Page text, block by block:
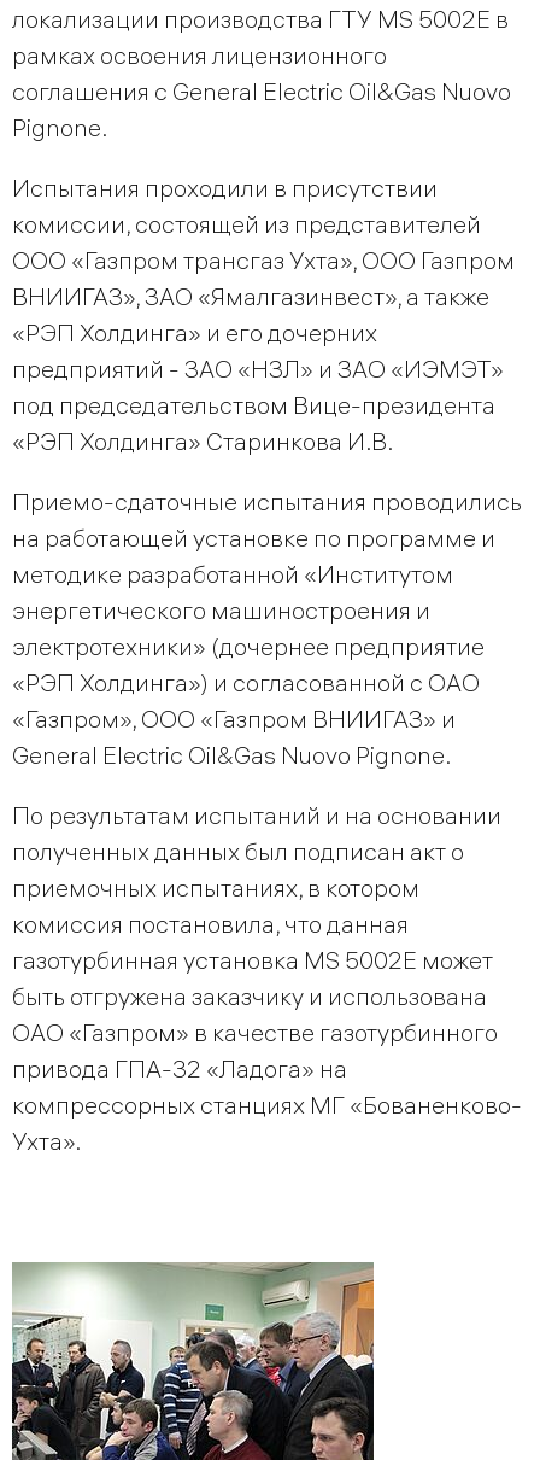
локализации производства ГТУ MS 5002E в
рамках освоения лицензионного
соглашения с General Electriс Oil&Gas Nuovo
Pignone.
Испытания проходили в присутствии
комиссии, состоящей из представителей
ООО «Газпром трансгаз Ухта», ООО Газпром
ВНИИГАЗ», ЗАО «Ямалгазинвест», а также
«РЭП Холдинга» и его дочерних
предприятий - ЗАО «НЗЛ» и ЗАО «ИЭМЭТ»
под председательством Вице-президента
«РЭП Холдинга» Старинкова И.В.
Приемо-сдаточные испытания проводились
на работающей установке по программе и
методике разработанной «Институтом
энергетического машиностроения и
электротехники» (дочернее предприятие
«РЭП Холдинга») и согласованной с ОАО
«Газпром», ООО «Газпром ВНИИГАЗ» и
General Electriс Oil&Gas Nuovo Pignone.
По результатам испытаний и на основании
полученных данных был подписан акт о
приемочных испытаниях, в котором
комиссия постановила, что данная
газотурбинная установка MS 5002E может
быть отгружена заказчику и использована
ОАО «Газпром» в качестве газотурбинного
привода ГПА-32 «Ладога» на
компрессорных станциях МГ «Бованенково-
Ухта».